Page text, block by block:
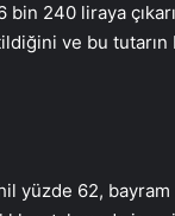
240 liraya
ve bu
yüzde 62,